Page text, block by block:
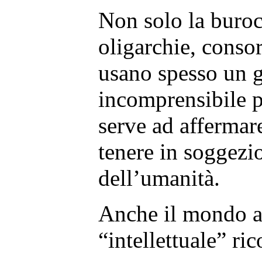
Non solo la
oligarchie,
usano spesso un
incomprensibile
serve ad
tenere in
dell’umanità.
Anche il mondo
“intellettuale”